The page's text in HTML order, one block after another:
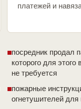
платежей и
посредник продал
которого для
не требуется
пожарные
огнетушителей